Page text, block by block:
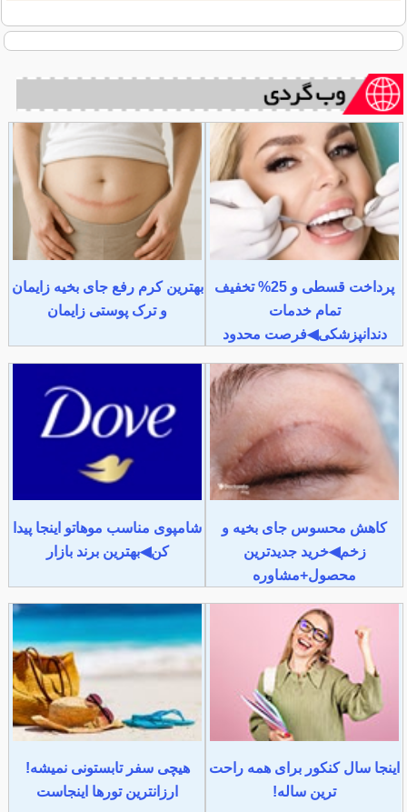
پرداخت قسطی و 25% تخفیف
تمام خدمات
دندانپزشکی◀فرصت محدود
بهترین کرم رفع جای بخیه زایمان
و ترک پوستی زایمان
کاهش محسوس جای بخیه و
زخم◀خرید جدیدترین
محصول+مشاوره
شامپوی مناسب موهاتو اینجا پیدا
کن◀بهترین برند بازار
اینجا سال کنکور برای همه راحت
ترین ساله!
هیچی سفر تابستونی نمیشه!
ارزانترین تورها اینجاست